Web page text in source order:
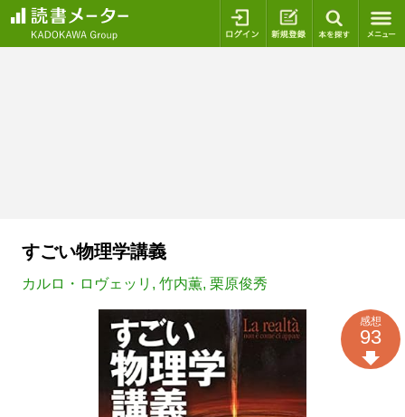
ログイン 新規登録
すごい物理学講義
カルロ・ロヴェッリ , 竹内薫, 栗原俊秀
感想
93